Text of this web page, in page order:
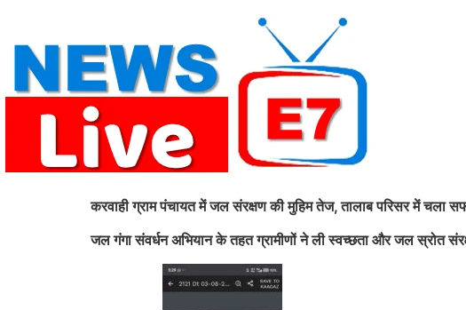
content
करवाही ग्राम पंचायत में जल संरक्षण की मुहिम तेज, तालाब परिसर में चला
जल गंगा संवर्धन अभियान के तहत ग्रामीणों ने ली स्वच्छता और जल स्रोत